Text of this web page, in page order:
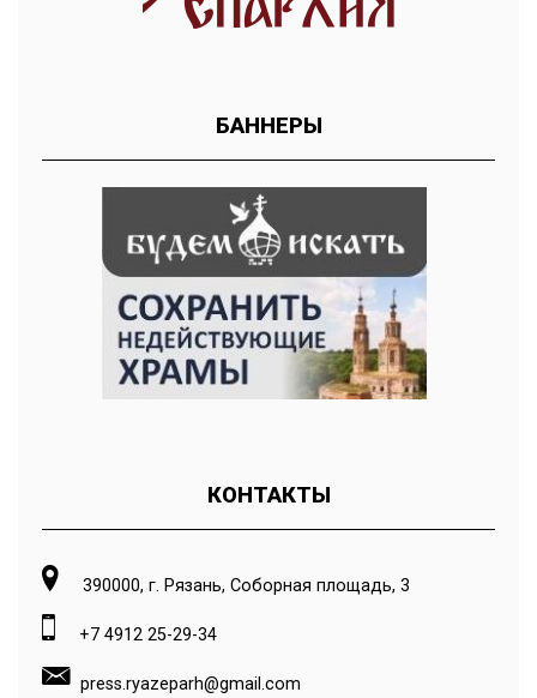
БАННЕРЫ
КОНТАКТЫ
390000, г. Рязань, Соборная площадь, 3
+7 4912 25-29-34
press.ryazeparh@gmail.com